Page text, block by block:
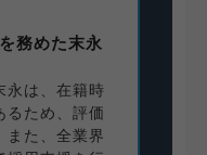
務めた末永
永は、在籍時
るため、評価
また、全業界